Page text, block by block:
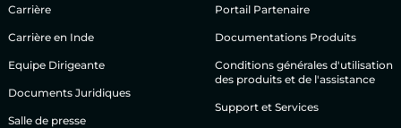
Carrière
Carrière en Inde
Equipe Dirigeante
Documents Juridiques
Salle de presse
Portail Partenaire
Documentations Produits
Conditions générales d'utilisation
des produits et de l'assistance
Support et Services